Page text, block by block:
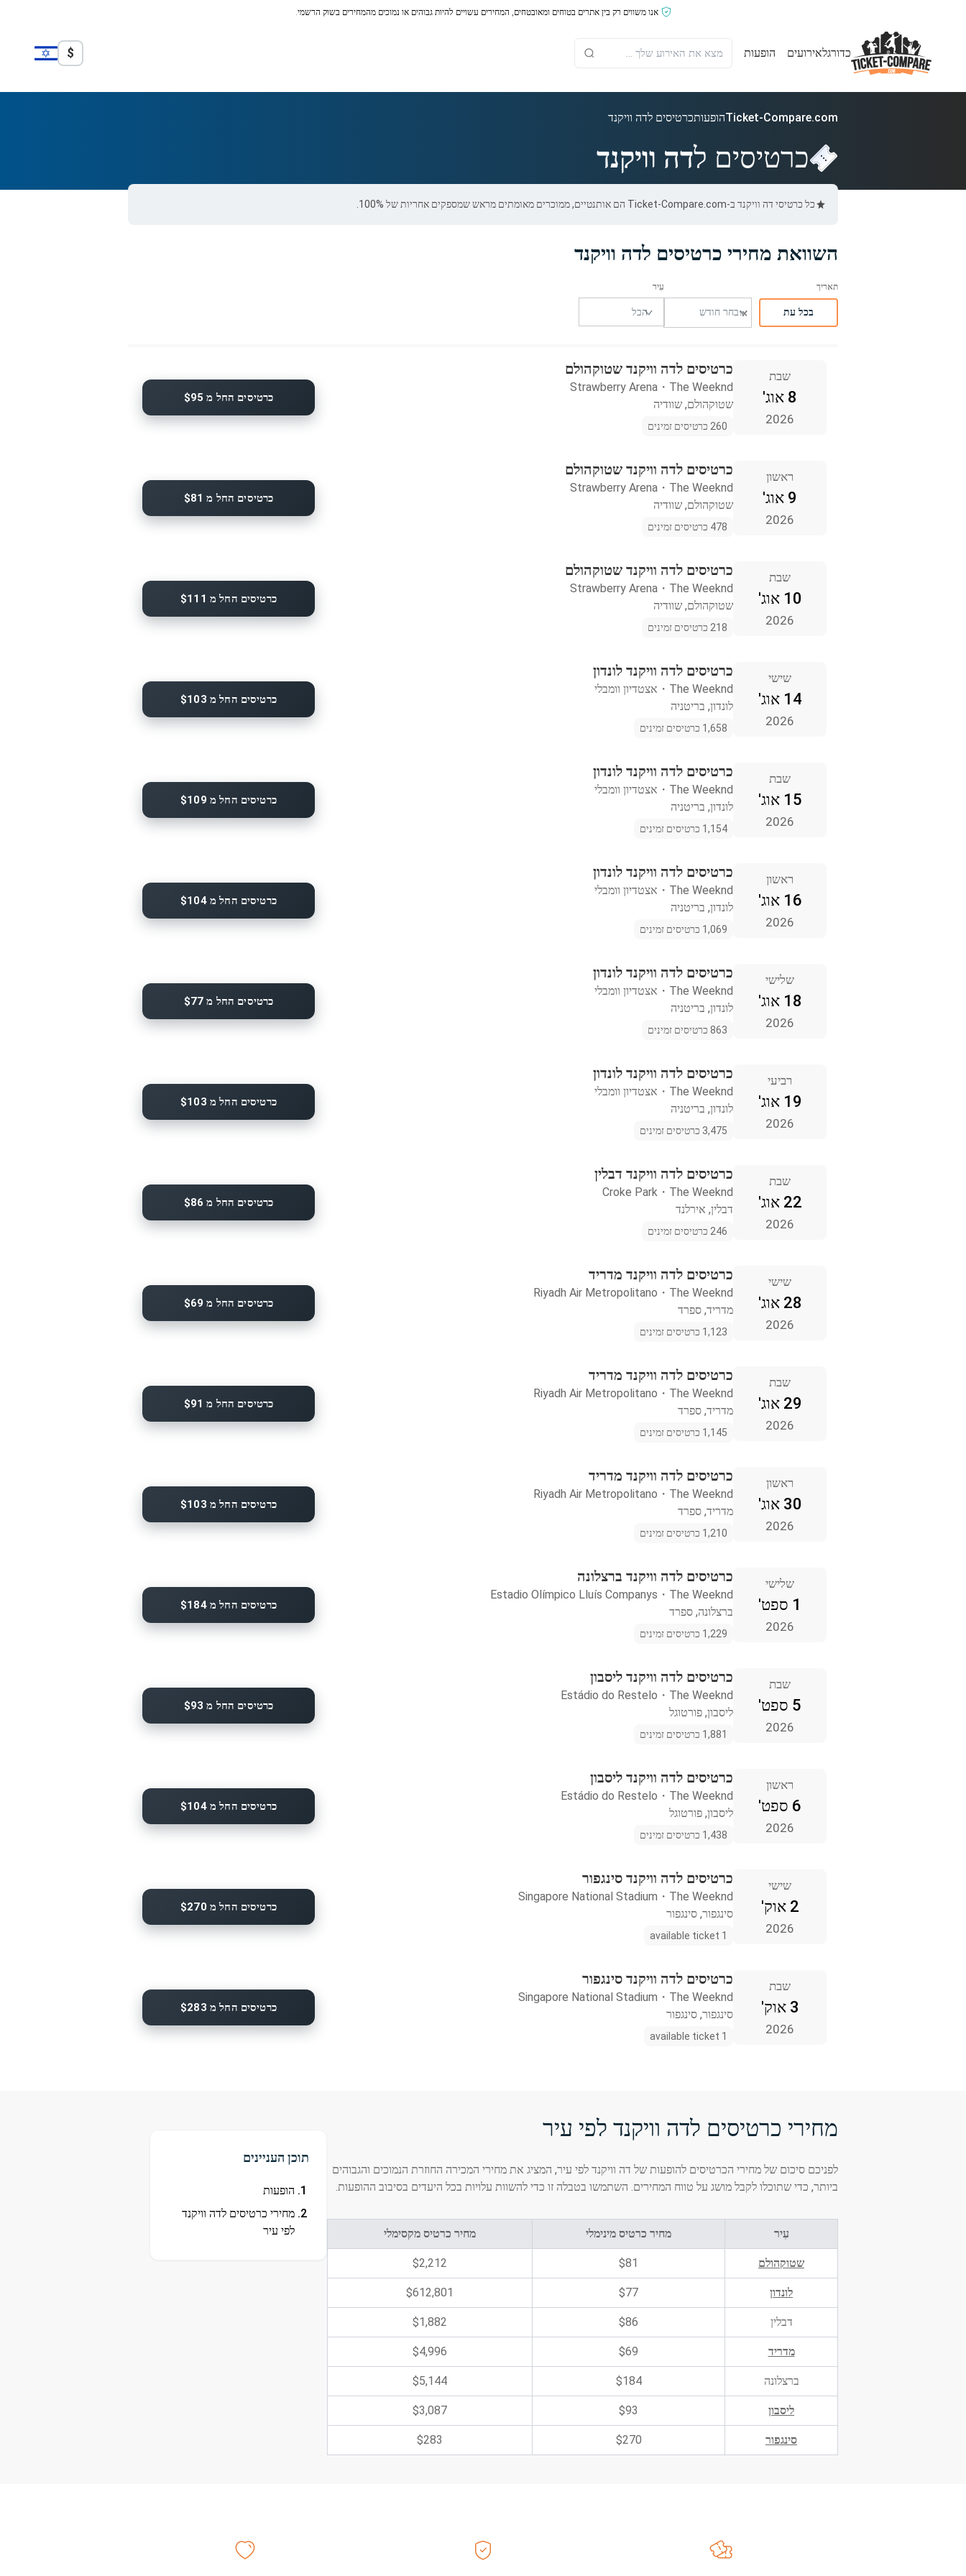
אנו משווים רק בין אתרים בטוחים ומאובטחים, המחירים עשויים להיות גבוהים או נמוכים מהמחירים בשוק הרשמי.
כדורגלאירועים הופעות $
Ticket-Compare.comהופעותכרטיסים לדה וויקנד
כרטיסים לדה וויקנד
כל כרטיסי דה וויקנד ב-Ticket-Compare.com הם אותנטיים, ממוכרים מאומתים מראש שמספקים אחריות של 100%.
השוואת מחירי כרטיסים לדה וויקנד
בכל עת
שבת
8 אוג'
2026
כרטיסים לדה וויקנד שטוקהולם
The Weeknd
・
Strawberry Arena
שטוקהולם, שוודיה
260 כרטיסים זמינים
כרטיסים החל מ $95
ראשון
9 אוג'
2026
כרטיסים לדה וויקנד שטוקהולם
The Weeknd
・
Strawberry Arena
שטוקהולם, שוודיה
478 כרטיסים זמינים
כרטיסים החל מ $81
שבת
10 אוג'
2026
כרטיסים לדה וויקנד שטוקהולם
The Weeknd
・
Strawberry Arena
שטוקהולם, שוודיה
218 כרטיסים זמינים
כרטיסים החל מ $111
שישי
14 אוג'
2026
כרטיסים לדה וויקנד לונדון
The Weeknd
・ אצטדיון וומבלי
לונדון, בריטניה
1,658 כרטיסים זמינים
כרטיסים החל מ $103
שבת
15 אוג'
2026
כרטיסים לדה וויקנד לונדון
The Weeknd
・ אצטדיון וומבלי
לונדון, בריטניה
1,154 כרטיסים זמינים
כרטיסים החל מ $109
ראשון
16 אוג'
2026
כרטיסים לדה וויקנד לונדון
The Weeknd
・ אצטדיון וומבלי
לונדון, בריטניה
1,069 כרטיסים זמינים
כרטיסים החל מ $104
שלישי
18 אוג'
2026
כרטיסים לדה וויקנד לונדון
The Weeknd
・ אצטדיון וומבלי
לונדון, בריטניה
863 כרטיסים זמינים
כרטיסים החל מ $77
רביעי
19 אוג'
2026
כרטיסים לדה וויקנד לונדון
The Weeknd
・ אצטדיון וומבלי
לונדון, בריטניה
3,475 כרטיסים זמינים
כרטיסים החל מ $103
שבת
22 אוג'
2026
כרטיסים לדה וויקנד דבלין
The Weeknd
・
Croke Park
דבלין, אירלנד
246 כרטיסים זמינים
כרטיסים החל מ $86
שישי
28 אוג'
2026
כרטיסים לדה וויקנד מדריד
The Weeknd
・
Riyadh Air Metropolitano
מדריד, ספרד
1,123 כרטיסים זמינים
כרטיסים החל מ $69
שבת
29 אוג'
2026
כרטיסים לדה וויקנד מדריד
The Weeknd
・
Riyadh Air Metropolitano
מדריד, ספרד
1,145 כרטיסים זמינים
כרטיסים החל מ $91
ראשון
30 אוג'
2026
כרטיסים לדה וויקנד מדריד
The Weeknd
・
Riyadh Air Metropolitano
מדריד, ספרד
1,210 כרטיסים זמינים
כרטיסים החל מ $103
שלישי
1 ספט'
2026
כרטיסים לדה וויקנד ברצלונה
The Weeknd
・
Estadio Olímpico Lluís Companys
ברצלונה, ספרד
1,229 כרטיסים זמינים
כרטיסים החל מ $184
שבת
5 ספט'
2026
כרטיסים לדה וויקנד ליסבון
The Weeknd
・
Estádio do Restelo
ליסבון, פורטוגל
1,881 כרטיסים זמינים
כרטיסים החל מ $93
ראשון
6 ספט'
2026
כרטיסים לדה וויקנד ליסבון
The Weeknd
・
Estádio do Restelo
ליסבון, פורטוגל
1,438 כרטיסים זמינים
כרטיסים החל מ $104
שישי
2 אוק'
2026
כרטיסים לדה וויקנד סינגפור
The Weeknd
・
Singapore National Stadium
סינגפור, סינגפור
1 available ticket
כרטיסים החל מ $270
שבת
3 אוק'
2026
כרטיסים לדה וויקנד סינגפור
The Weeknd
・
Singapore National Stadium
סינגפור, סינגפור
1 available ticket
כרטיסים החל מ $283
מחירי כרטיסים לדה וויקנד לפי עיר
לפניכם סיכום של מחירי הכרטיסים להופעות של דה וויקנד לפי עיר, המציג את מחירי המכירה החוזרת הנמוכים והגבוהים
ביותר, כדי שתוכלו לקבל מושג על טווח המחירים. השתמשו בטבלה זו כדי להשוות עלויות בכל היעדים בסיבוב ההופעות.
עִיר מחיר כרטיס מינימלי מחיר כרטיס מקסימלי
שטוקהולם $81
$2,212
לונדון $77
$612,801
דבלין $86
$1,882
מדריד $69
$4,996
ברצלונה $184
$5,144
ליסבון $93
$3,087
סינגפור $270
$283
תוכן העניינים
הופעות
מחירי כרטיסים לדה וויקנד
לפי עיר